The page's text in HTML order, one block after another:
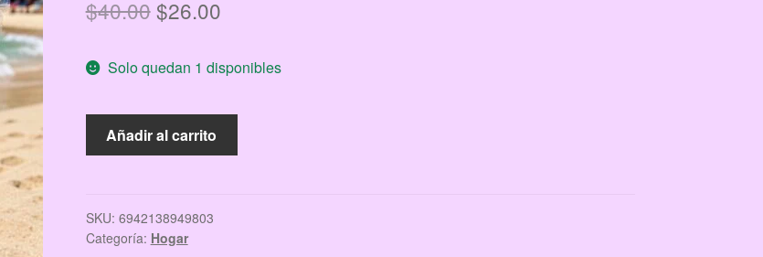
$40.00El
original
era:
$40.00.
$26.00El
actual
es:
Solo quedan 1 disponibles
DONA
FLOTADOR
Añadir al carrito
SKU: 6942138949803
Categoría: Hogar